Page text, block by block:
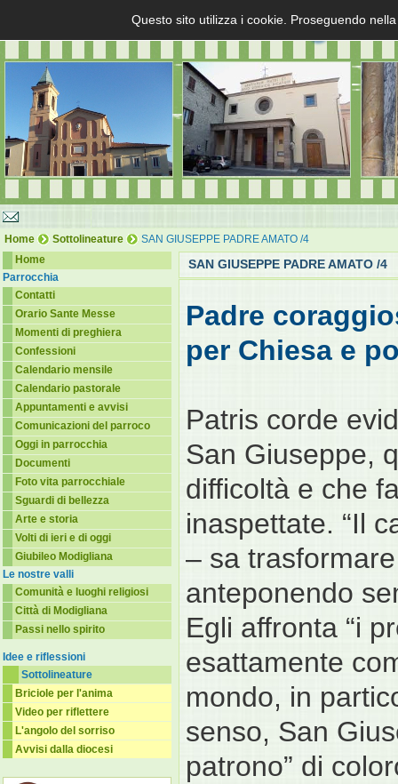
Home Sottolineature
SAN GIUSEPPE PADRE AMATO /4
Home
Parrocchia
Contatti
Orario Sante Messe
Momenti di preghiera
Confessioni
Calendario mensile
Calendario pastorale
Appuntamenti e avvisi
Comunicazioni del parroco
Oggi in parrocchia
Documenti
Foto vita parrocchiale
Sguardi di bellezza
Arte e storia
Volti di ieri e di oggi
Giubileo Modigliana
Le nostre valli
Comunità e luoghi religiosi
Città di Modigliana
Passi nello spirito
Idee e riflessioni
Sottolineature
Briciole per l'anima
Video per riflettere
L'angolo del sorriso
Avvisi dalla diocesi
SAN GIUSEPPE PADRE AMATO /4
Padre
per Chiesa e
Patris corde
San Giuseppe,
difficoltà e che
inaspettate. “Il
– sa
anteponendo
Egli affronta “i
esattamente
mondo, in
senso, San
patrono” di
Questo sito utilizza i cookie. Proseguendo